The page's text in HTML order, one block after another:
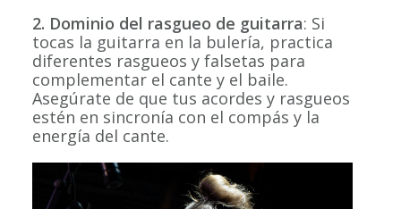
2. Dominio del rasgueo de guitarra: Si
tocas la guitarra en la bulería, practica
diferentes rasgueos y falsetas para
complementar el cante y el baile.
Asegúrate de que tus acordes y rasgueos
estén en sincronía con el compás y la
energía del cante.